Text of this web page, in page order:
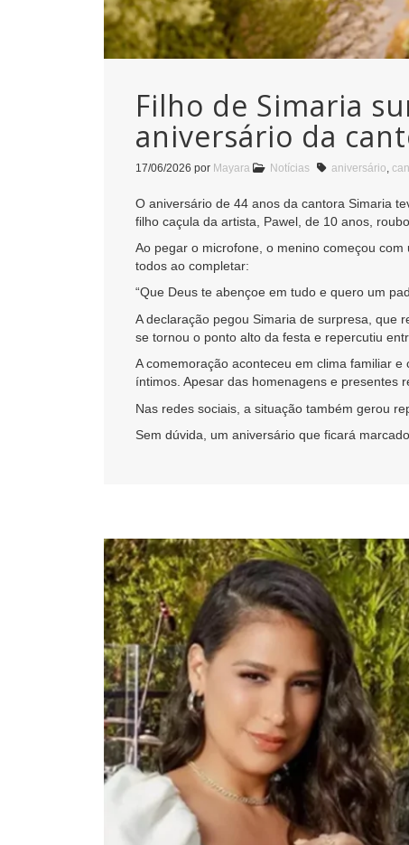
Filho de Simaria
aniversário da
17/06/2026 por Mayara Notícias aniversário
O aniversário de 44 anos da cantora Simaria
filho caçula da artista, Pawel, de 10 anos,
Ao pegar o microfone, o menino começou
todos ao completar:
“Que Deus te abençoe em tudo e quero um
A declaração pegou Simaria de surpresa, que
se tornou o ponto alto da festa e repercutiu
A comemoração aconteceu em clima familiar
íntimos. Apesar das homenagens e presentes
Nas redes sociais, a situação também gerou
Sem dúvida, um aniversário que ficará